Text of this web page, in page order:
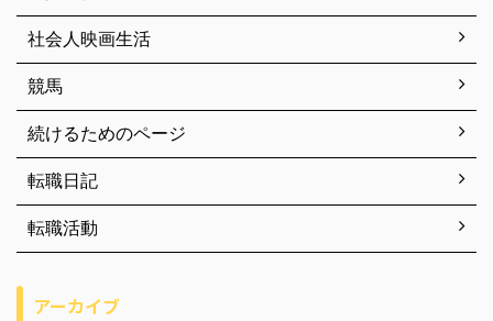
社会人映画生活
競馬
続けるためのページ
転職日記
転職活動
アーカイブ